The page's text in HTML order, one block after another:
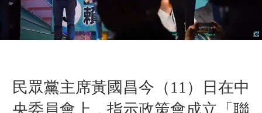
民眾黨主席黃國昌今（ 11）日在中
央委員會上，指示政策會成立「聯